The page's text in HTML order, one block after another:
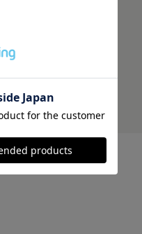
メディアキット
reserved.